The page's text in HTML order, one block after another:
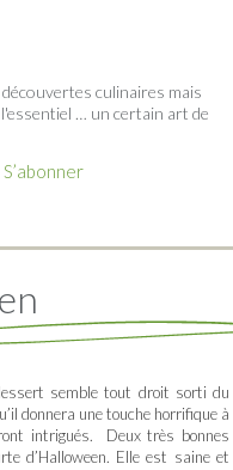
culinaires mais
… un certain art de
S’abonner
semble tout droit sorti du
donnera une touche horrifique à
intrigués. Deux très bonnes
d’Halloween. Elle est saine et